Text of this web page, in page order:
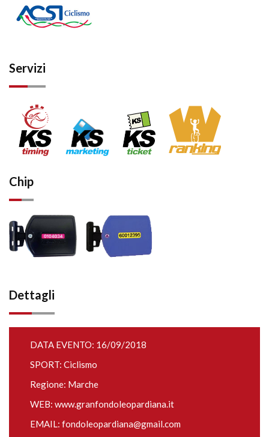
Servizi
Chip
Dettagli
DATA EVENTO: 16/09/2018
SPORT: Ciclismo
Regione: Marche
WEB: www.granfondoleopardiana.it
EMAIL: fondoleopardiana@gmail.com